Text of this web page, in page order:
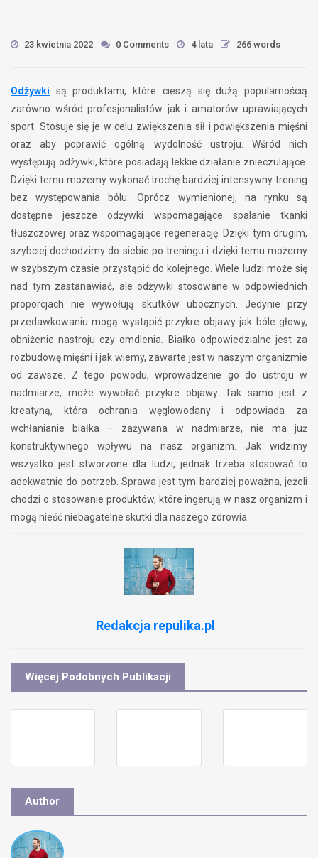
23 kwietnia 2022 0 Comments 4 lata 266 words
Odżywki są produktami, które cieszą się dużą popularnością
zarówno wśród profesjonalistów jak i amatorów uprawiających
sport. Stosuje się je w celu zwiększenia sił i powiększenia mięśni
oraz aby poprawić ogólną wydolność ustroju. Wśród nich
występują odżywki, które posiadają lekkie działanie znieczulające.
Dzięki temu możemy wykonać trochę bardziej intensywny trening
bez występowania bólu. Oprócz wymienionej, na rynku są
dostępne jeszcze odżywki wspomagające spalanie tkanki
tłuszczowej oraz wspomagające regenerację. Dzięki tym drugim,
szybciej dochodzimy do siebie po treningu i dzięki temu możemy
w szybszym czasie przystąpić do kolejnego. Wiele ludzi może się
nad tym zastanawiać, ale odżywki stosowane w odpowiednich
proporcjach nie wywołują skutków ubocznych. Jedynie przy
przedawkowaniu mogą wystąpić przykre objawy jak bóle głowy,
obniżenie nastroju czy omdlenia. Białko odpowiedzialne jest za
rozbudowę mięśni i jak wiemy, zawarte jest w naszym organizmie
od zawsze. Z tego powodu, wprowadzenie go do ustroju w
nadmiarze, może wywołać przykre objawy. Tak samo jest z
kreatyną, która ochrania węglowodany i odpowiada za
wchłanianie białka – zażywana w nadmiarze, nie ma już
konstruktywnego wpływu na nasz organizm. Jak widzimy
wszystko jest stworzone dla ludzi, jednak trzeba stosować to
adekwatnie do potrzeb. Sprawa jest tym bardziej poważna, jeżeli
chodzi o stosowanie produktów, które ingerują w nasz organizm i
mogą nieść niebagatelne skutki dla naszego zdrowia.
Redakcja repulika.pl
Więcej Podobnych Publikacji
Author